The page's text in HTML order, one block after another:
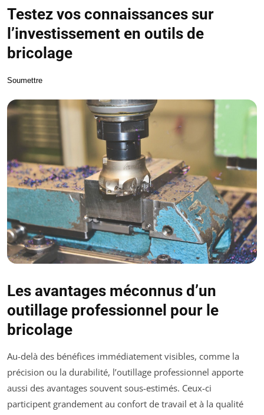
Testez vos connaissances sur
l’investissement en outils de
bricolage
Soumettre
Les avantages méconnus d’un
outillage professionnel pour le
bricolage
Au-delà des bénéfices immédiatement visibles, comme la
précision ou la durabilité, l’outillage professionnel apporte
aussi des avantages souvent sous-estimés. Ceux-ci
participent grandement au confort de travail et à la qualité